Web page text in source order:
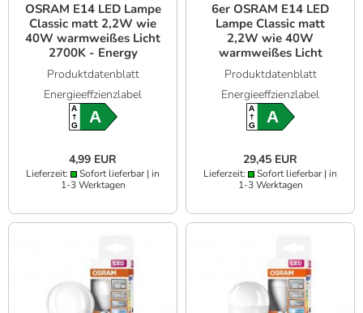
OSRAM E14 LED Lampe
Classic matt 2,2W wie
40W warmweißes Licht
2700K - Energy
efficiency class A
Produktdatenblatt
Energieeffzienzlabel
A
GA
4,99 EUR
Lieferzeit:
Sofort lieferbar | in
1-3 Werktagen
6er OSRAM E14 LED
Lampe Classic matt
2,2W wie 40W
warmweißes Licht
2700K - Energy
efficiency class A
Produktdatenblatt
Energieeffzienzlabel
A
GA
29,45 EUR
Lieferzeit:
Sofort lieferbar | in
1-3 Werktagen